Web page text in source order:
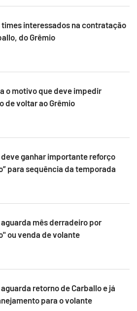
times interessados na contratação
do Grêmio
o motivo que deve impedir
de voltar ao Grêmio
deve ganhar importante reforço
para sequência da temporada
aguarda mês derradeiro por
ou venda de volante
aguarda retorno de Carballo e já
para o volante